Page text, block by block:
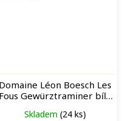
Domaine Léon Boesch Les
Fous Gewürztraminer bílé
Skladem (24 ks)